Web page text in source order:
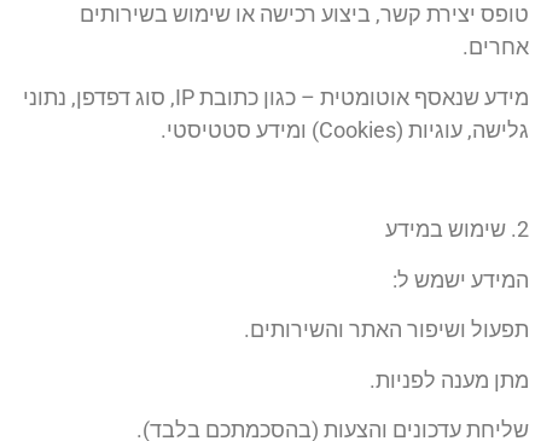
טופס יצירת קשר, ביצוע רכישה או שימוש בשירותים
אחרים.
מידע שנאסף אוטומטית – כגון כתובת IP, סוג דפדפן, נתוני
גלישה, עוגיות (Cookies) ומידע סטטיסטי.
2.⁠ ⁠שימוש במידע
המידע ישמש ל:
תפעול ושיפור האתר והשירותים.
מתן מענה לפניות.
שליחת עדכונים והצעות (בהסכמתכם בלבד).